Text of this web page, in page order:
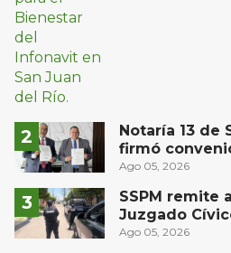
Notaría 13 de
firmó
Privada del
Ago 05, 2026
SSPM remite
Juzgado
San Juan del
Ago 05, 2026